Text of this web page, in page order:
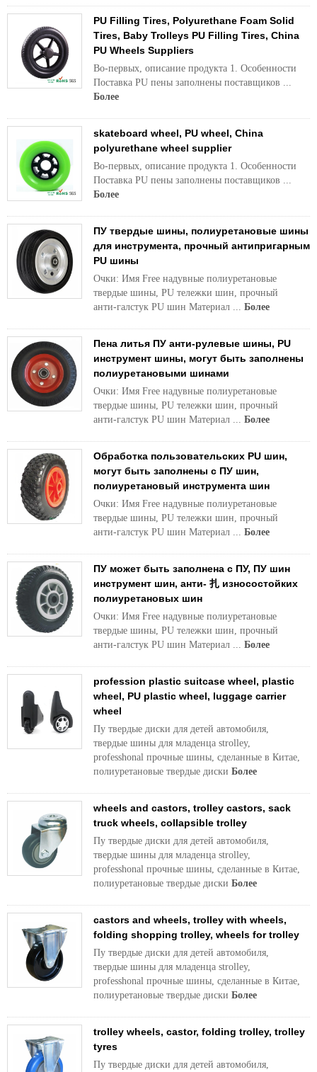
PU Filling Tires, Polyurethane Foam Solid
Tires, Baby Trolleys PU Filling Tires, China
PU Wheels Suppliers
Во-первых, описание продукта 1. Особенности
Поставка PU пены заполнены поставщиков ...
Более
skateboard wheel, PU wheel, China
polyurethane wheel supplier
Во-первых, описание продукта 1. Особенности
Поставка PU пены заполнены поставщиков ...
Более
ПУ твердые шины, полиуретановые шины
для инструмента, прочный антипригарным
PU шины
Очки: Имя Free надувные полиуретановые
твердые шины, PU тележки шин, прочный
анти-галстук PU шин Материал ... Более
Пена литья ПУ анти-рулевые шины, PU
инструмент шины, могут быть заполнены
полиуретановыми шинами
Очки: Имя Free надувные полиуретановые
твердые шины, PU тележки шин, прочный
анти-галстук PU шин Материал ... Более
Обработка пользовательских PU шин,
могут быть заполнены с ПУ шин,
полиуретановый инструмента шин
Очки: Имя Free надувные полиуретановые
твердые шины, PU тележки шин, прочный
анти-галстук PU шин Материал ... Более
ПУ может быть заполнена с ПУ, ПУ шин
инструмент шин, анти- 扎 износостойких
полиуретановых шин
Очки: Имя Free надувные полиуретановые
твердые шины, PU тележки шин, прочный
анти-галстук PU шин Материал ... Более
profession plastic suitcase wheel, plastic
wheel, PU plastic wheel, luggage carrier
wheel
Пу твердые диски для детей автомобиля,
твердые шины для младенца strolley,
professhonal прочные шины, сделанные в Китае,
полиуретановые твердые диски Более
wheels and castors, trolley castors, sack
truck wheels, collapsible trolley
Пу твердые диски для детей автомобиля,
твердые шины для младенца strolley,
professhonal прочные шины, сделанные в Китае,
полиуретановые твердые диски Более
castors and wheels, trolley with wheels,
folding shopping trolley, wheels for trolley
Пу твердые диски для детей автомобиля,
твердые шины для младенца strolley,
professhonal прочные шины, сделанные в Китае,
полиуретановые твердые диски Более
trolley wheels, castor, folding trolley, trolley
tyres
Пу твердые диски для детей автомобиля,